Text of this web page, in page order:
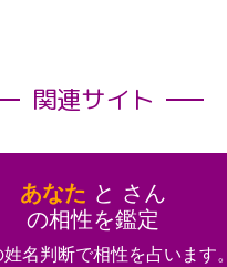
関連サイト
あなた と さん
の相性を鑑定
名判断で相性を占います。